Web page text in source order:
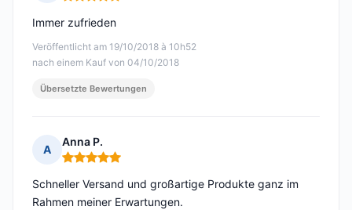
Veröffentlicht am 19/10/2018 à 10h52
nach einem Kauf von 04/10/2018
Immer zufrieden
Übersetzte Bewertungen
A
Anna P.
Hinweis: 5 von 5
Schneller Versand und großartige Produkte ganz im
Rahmen meiner Erwartungen.